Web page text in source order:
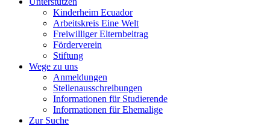
Kinderheim Ecuador
Arbeitskreis Eine Welt
Freiwilliger Elternbeitrag
Förderverein
Stiftung
Wege zu uns
Anmeldungen
Stellenausschreibungen
Informationen für Studierende
Informationen für Ehemalige
Zur Suche